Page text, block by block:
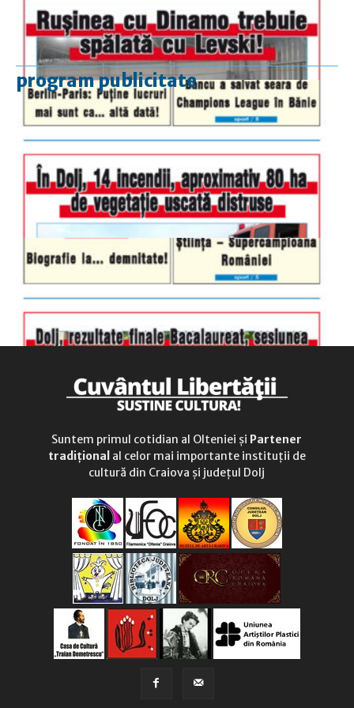
program publicitate
luni-vineri
9.00 - 17.00
duminică
9.00 - 12.00
Suntem primul cotidian al Olteniei și Partener
tradițional al celor mai importante instituții de
cultură din Craiova și județul Dolj